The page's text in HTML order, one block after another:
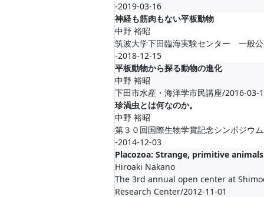
-2019-03-16
神経も筋肉もない平板動物
中野 裕昭
筑波大学下田臨海実験センター 一般
-2018-12-15
平板動物から探る動物の進化
中野 裕昭
下田市水産・海洋学市民講座/2016-03-
珍渦虫とは何なのか。
中野 裕昭
第３０回国際生物学賞記念シンポジウ
-2014-12-03
Placozoa: Strange, primitive animals
Hiroaki Nakano
The 3rd annual open center at
Research Center/2012-11-01